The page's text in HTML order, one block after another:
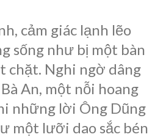
cảm giác lạnh lẽo
sống như bị một bàn
chặt. Nghi ngờ dâng
An, một nỗi hoang
những lời Ông Dũng
một lưỡi dao sắc bén